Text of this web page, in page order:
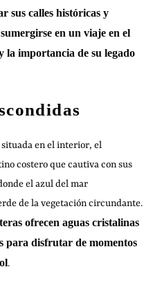
sus calles históricas y
en un viaje en el
la importancia de su legado
situada en el interior, el
costero que cautiva con sus
el azul del mar
de la vegetación circundante.
ofrecen aguas cristalinas
para disfrutar de momentos
.